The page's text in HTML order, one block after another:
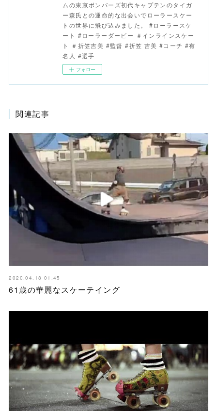
ムの東京ボンバーズ初代キャプテンのタイガ
ー森氏との運命的な出会いでローラースケー
トの世界に飛び込みました。 #ローラースケ
ート #ローラーダービー ＃インラインスケー
ト ＃折笠吉美 #監督 #折笠 吉美 #コーチ #有
名人 #選手
フォロー
関連記事
2020.04.18 01:45
61歳の華麗なスケーテイング